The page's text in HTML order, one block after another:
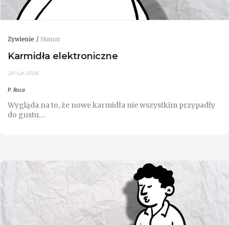
Żywienie Humor
Karmidła elektroniczne
20-lut-2026
P. Roca
Wygląda na to, że nowe karmidła nie wszystkim przypadły
do gustu…